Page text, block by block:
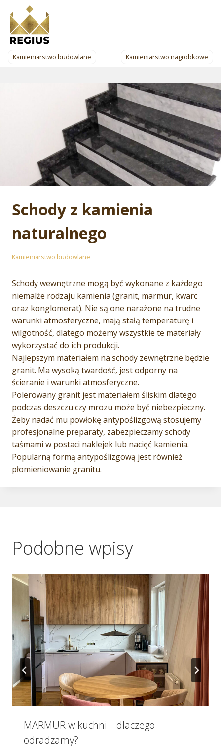
treści
Kamieniarstwo budowlane Kamieniarstwo nagrobkowe
Schody z kamienia
naturalnego
Kamieniarstwo budowlane
Schody wewnętrzne mogą być wykonane z każdego
niemalże rodzaju kamienia (granit, marmur, kwarc
oraz konglomerat). Nie są one narażone na trudne
warunki atmosferyczne, mają stałą temperaturę i
wilgotność, dlatego możemy wszystkie te materiały
wykorzystać do ich produkcji.
Najlepszym materiałem na schody zewnętrzne będzie
granit. Ma wysoką twardość, jest odporny na
ścieranie i warunki atmosferyczne.
Polerowany granit jest materiałem śliskim dlatego
podczas deszczu czy mrozu może być niebezpieczny.
Żeby nadać mu powłokę antypoślizgową stosujemy
profesjonalne preparaty, zabezpieczamy schody
taśmami w postaci naklejek lub nacięć kamienia.
Popularną formą antypoślizgową jest również
płomieniowanie granitu.
Podobne wpisy
MARMUR w kuchni – dlaczego
odradzamy?